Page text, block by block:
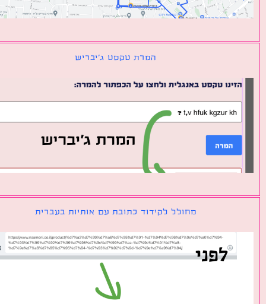
המרת טקסט ג׳יבריש
מחולל לקידוד כתובת עם אותיות בעברית